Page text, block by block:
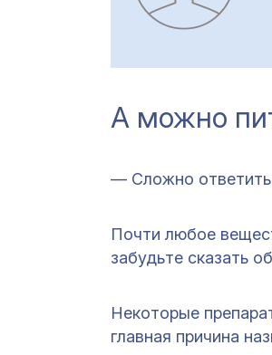
А можно
— Сложно
Почти любое
забудьте сказать
Некоторые
главная причина